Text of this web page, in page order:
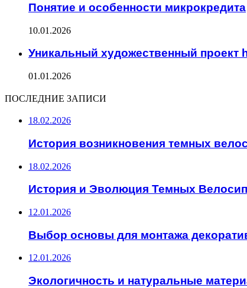
Понятие и особенности микрокредита
10.01.2026
Уникальный художественный проект
01.01.2026
ПОСЛЕДНИЕ ЗАПИСИ
18.02.2026
История возникновения темных
18.02.2026
История и Эволюция Темных
12.01.2026
Выбор основы для монтажа
12.01.2026
Экологичность и натуральные